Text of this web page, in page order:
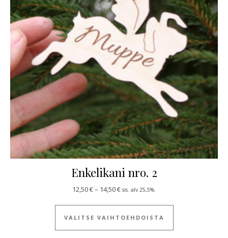
Enkelikani nro. 2
12,50€– 14,50€Hintaluokka: 12,50 € - 14,50 €
sis. alv 25,5%.
VALITSE VAIHTOEHDOISTA
Tällä tuotteella